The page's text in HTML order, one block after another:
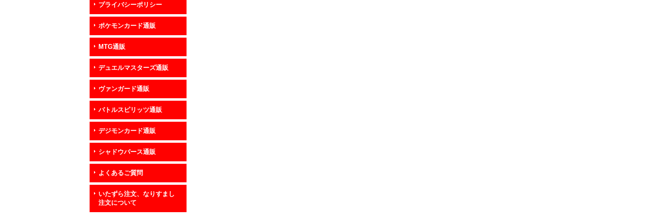
プライバシーポリシー
ポケモンカード通販
MTG通販
デュエルマスターズ通販
ヴァンガード通販
バトルスピリッツ通販
デジモンカード通販
シャドウバース通販
よくあるご質問
いたずら注文、なりすまし
注文について